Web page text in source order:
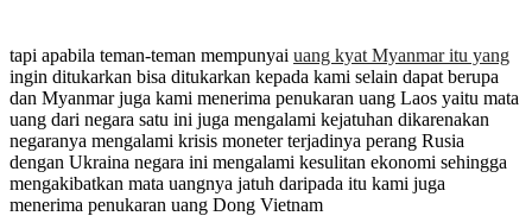
tapi apabila teman-teman mempunyai uang kyat Myanmar itu yang
ingin ditukarkan bisa ditukarkan kepada kami selain dapat berupa
dan Myanmar juga kami menerima penukaran uang Laos yaitu mata
uang dari negara satu ini juga mengalami kejatuhan dikarenakan
negaranya mengalami krisis moneter terjadinya perang Rusia
dengan Ukraina negara ini mengalami kesulitan ekonomi sehingga
mengakibatkan mata uangnya jatuh daripada itu kami juga
menerima penukaran uang Dong Vietnam